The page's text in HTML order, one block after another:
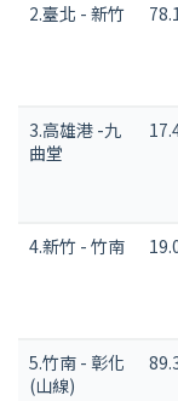
2.臺北 - 新竹
3.高雄港 -九
曲堂
4.新竹 - 竹南
5.竹南 - 彰化
(山線)